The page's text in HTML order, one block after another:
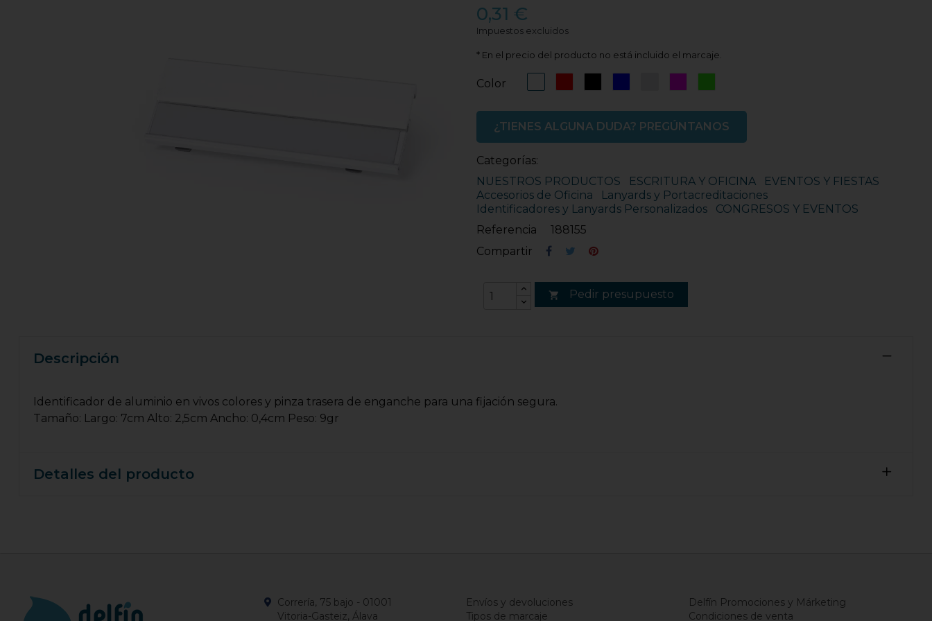
0,31 €
Impuestos excluidos
* En el precio del producto no está incluido el marcaje.
Color
FucsiaFluor
¿TIENES ALGUNA DUDA? PREGÚNTANOS
Categorías:
NUESTROS PRODUCTOS
ESCRITURA Y OFICINA
EVENTOS Y FIESTAS
Accesorios de Oficina
Lanyards y Portacreditaciones
Identificadores y Lanyards Personalizados
CONGRESOS Y EVENTOS
Referencia
188155
Compartir
 Pedir presupuesto
Descripción
Identificador de aluminio en vivos colores y pinza trasera de enganche para una fijación segura.
Tamaño: Largo: 7cm Alto: 2,5cm Ancho: 0,4cm Peso: 9gr
Detalles del producto
Correría, 75 bajo - 01001
Vitoria-Gasteiz, Álava
Envíos y devoluciones
Tipos de marcaje
Delfín Promociones y Márketing
Condiciones de venta